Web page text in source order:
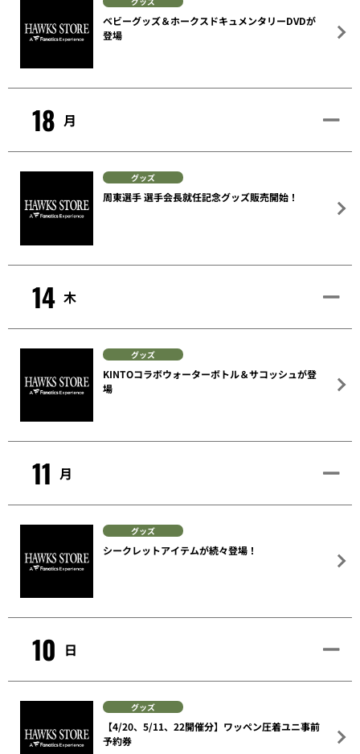
ベビーグッズ＆ホークスドキュメンタリーDVDが
登場
18 月
グッズ
周東選手 選手会長就任記念グッズ販売開始！
14 木
グッズ
KINTOコラボウォーターボトル＆サコッシュが登
場
11 月
グッズ
シークレットアイテムが続々登場！
10 日
グッズ
【4/20、5/11、22開催分】ワッペン圧着ユニ事前
予約券